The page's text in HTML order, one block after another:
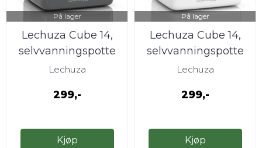
På lager
Lechuza Cube 14,
selvvanningspotte
høyglans ...
Lechuza
299,-
Kjøp
På lager
Lechuza Cube 14,
selvvanningspotte
høyglans hvit
Lechuza
299,-
Kjøp